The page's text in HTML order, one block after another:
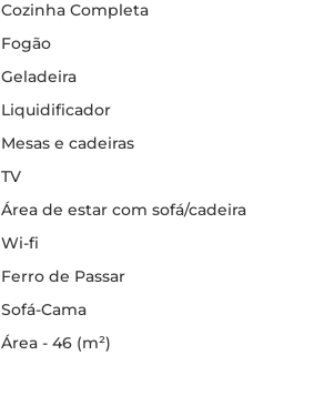
Cozinha Completa
Fogão
Geladeira
Liquidificador
Mesas e cadeiras
TV
Área de estar com sofá/cadeira
Wi-fi
Ferro de Passar
Sofá-Cama
Área - 46 (m²)